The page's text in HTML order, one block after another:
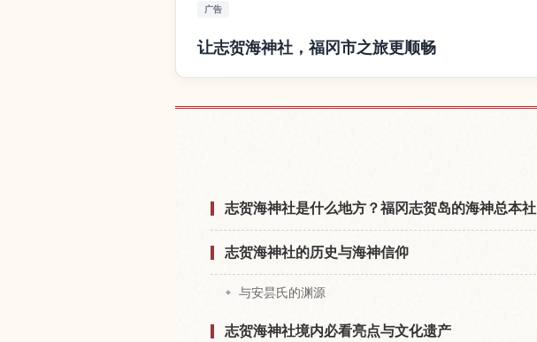
广告
让志贺海神社，福冈市之旅更顺畅
志贺海神社是什么地方？福冈志贺岛的海神总本社
志贺海神社的历史与海神信仰
与安昙氏的渊源
志贺海神社境内必看亮点与文化遗产